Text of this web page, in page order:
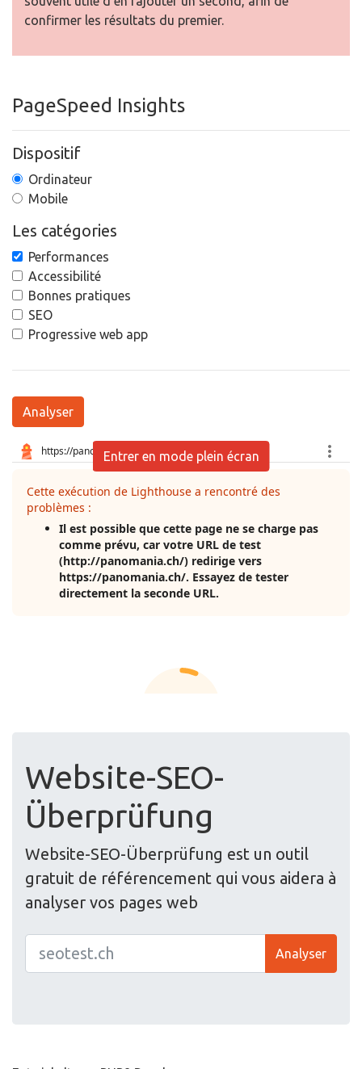
confirmer les résultats du premier.
PageSpeed Insights
Dispositif
Ordinateur
Mobile
Les catégories
Performances
Accessibilité
Bonnes pratiques
SEO
Progressive web app
Analyser
Entrer en mode plein écran
Website-SEO-
Überprüfung
Website-SEO-Überprüfung est un outil
gratuit de référencement qui vous aidera à
analyser vos pages web
Analyser